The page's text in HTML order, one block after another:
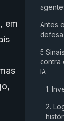
Antes
defesa
5
contra
IA
1.
2.
em